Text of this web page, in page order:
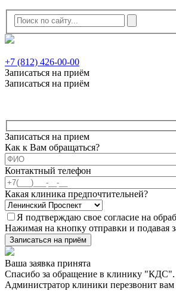
+7 (812) 426-00-00
Записаться на приём
Записаться на приём
Записаться на прием
Как к Вам обращаться?
Контактный телефон
Какая клиника предпочтительней?
Я подтверждаю свое согласие на
Нажимая на кнопку отправки и подавая
Записаться на приём
Ваша заявка принята
Спасибо за обращение в клинику "КДС".
Администратор клиники перезвонит вам